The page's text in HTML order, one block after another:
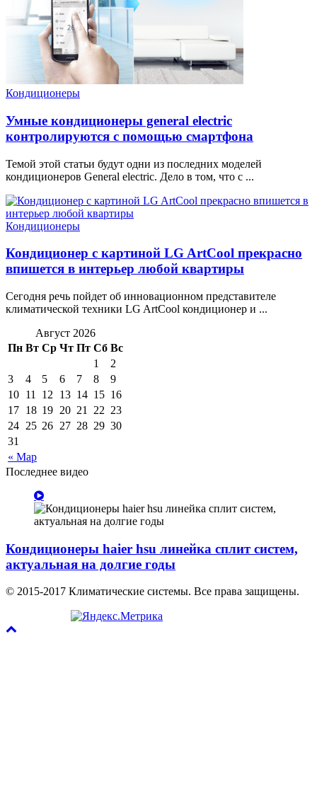
Кондиционеры
Умные кондиционеры general electric
контролируются с помощью смартфона
Темой этой статьи будут одни из последних моделей
кондиционеров General electric. Дело в том, что с ...
Кондиционеры
Кондиционер с картиной LG ArtCool прекрасно
впишется в интерьер любой квартиры
Сегодня речь пойдет об инновационном представителе
климатической техники LG ArtCool кондиционер и ...
Август 2026
Пн Вт Ср Чт Пт Сб Вс
« Мар
1
2
3
4 5 6 7 8
9
10 11 12 13 14 15 16
17 18 19 20 21 22 23
24 25 26 27 28 29 30
31
Последнее видео
Кондиционеры haier hsu линейка сплит систем,
актуальная на долгие годы
© 2015-2017 Климатические системы. Все права защищены.